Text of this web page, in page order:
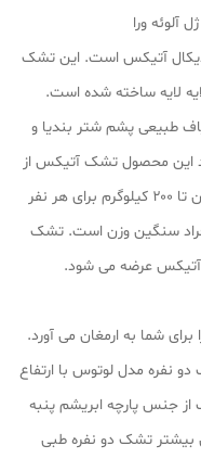
آلوئه ورا
آتیکس است. این تشک
لایه ساخته شده است.
طبیعی پشم شتر بندیا و
این محصول تشک آتیکس از
مواد اولیه با کیفیت استفاده شده و تحمل وزن تا ۲۰۰ کیلوگرم برای هر نفر
سنگین وزن است. تشک
آتیکس عرضه می شود.
را برای شما به ارمغان می آورد.
دو نفره مدل لوتوس با ارتفاع
از جنس پارچه ابریشم پنبه
بیشتر تشک دو نفره طبی